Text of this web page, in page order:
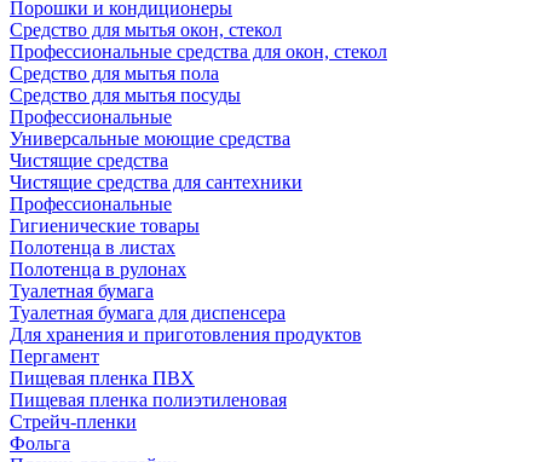
Порошки и кондиционеры
Средство для мытья окон, стекол
Профессиональные средства для окон, стекол
Средство для мытья пола
Средство для мытья посуды
Профессиональные
Универсальные моющие средства
Чистящие средства
Чистящие средства для сантехники
Профессиональные
Гигиенические товары
Полотенца в листах
Полотенца в рулонах
Туалетная бумага
Туалетная бумага для диспенсера
Для хранения и приготовления продуктов
Пергамент
Пищевая пленка ПВХ
Пищевая пленка полиэтиленовая
Стрейч-пленки
Фольга